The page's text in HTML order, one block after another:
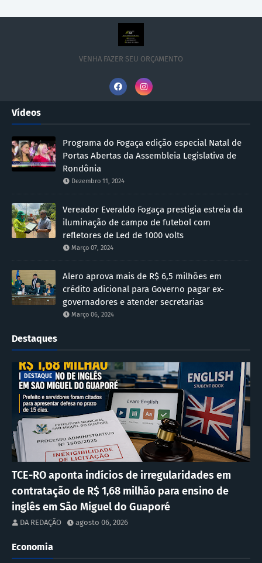
VENHA FAZER SEU ORÇAMENTO
Vídeos
Programa do Fogaça edição especial Natal de
Portas Abertas da Assembleia Legislativa de
Rondônia
Dezembro 11, 2024
Vereador Everaldo Fogaça prestigia estreia da
iluminação de campo de futebol com
refletores de Led de 1000 volts
Março 07, 2024
Alero aprova mais de R$ 6,5 milhões em
crédito adicional para Governo pagar ex-
governadores e atender secretarias
Março 06, 2024
Destaques
DESTAQUE
TCE-RO aponta indícios de irregularidades em
contratação de R$ 1,68 milhão para ensino de
inglês em São Miguel do Guaporé
DA REDAÇÃO agosto 06, 2026
Economia